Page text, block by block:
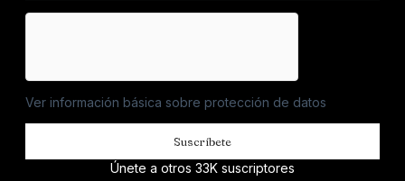
Ver información básica sobre protección de datos
Suscríbete
Únete a otros 33K suscriptores